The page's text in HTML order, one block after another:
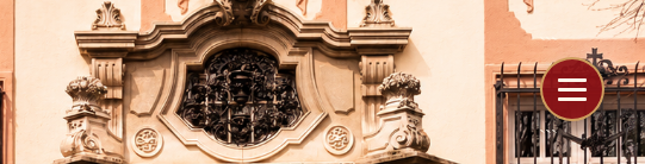
```
```